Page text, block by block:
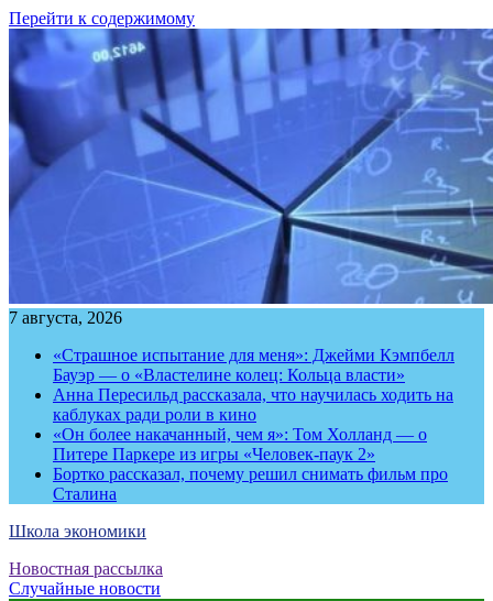
Перейти к содержимому
7 августа, 2026
«Страшное испытание для меня»: Джейми Кэмпбелл
Бауэр — о «Властелине колец: Кольца власти»
Анна Пересильд рассказала, что научилась ходить на
каблуках ради роли в кино
«Он более накачанный, чем я»: Том Холланд — о
Питере Паркере из игры «Человек-паук 2»
Бортко рассказал, почему решил снимать фильм про
Сталина
Школа экономики
Новостная рассылка
Случайные новости